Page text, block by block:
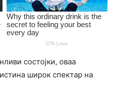
состојки, оваа
широк спектар на